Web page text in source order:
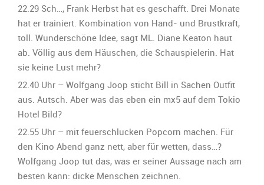
22.29 Sch…, Frank Herbst hat es geschafft. Drei Monate
hat er trainiert. Kombination von Hand- und Brustkraft,
toll. Wunderschöne Idee, sagt ML. Diane Keaton haut
ab. Völlig aus dem Häuschen, die Schauspielerin. Hat
sie keine Lust mehr?
22.40 Uhr – Wolfgang Joop sticht Bill in Sachen Outfit
aus. Autsch. Aber was das eben ein mx5 auf dem Tokio
Hotel Bild?
22.55 Uhr – mit feuerschlucken Popcorn machen. Für
den Kino Abend ganz nett, aber für wetten, dass…?
Wolfgang Joop tut das, was er seiner Aussage nach am
besten kann: dicke Menschen zeichnen.